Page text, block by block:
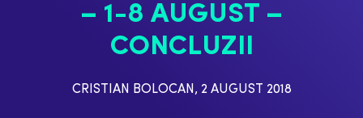
– 1-8 AUGUST –
CONCLUZII
CRISTIAN BOLOCAN , 2 AUGUST 2018